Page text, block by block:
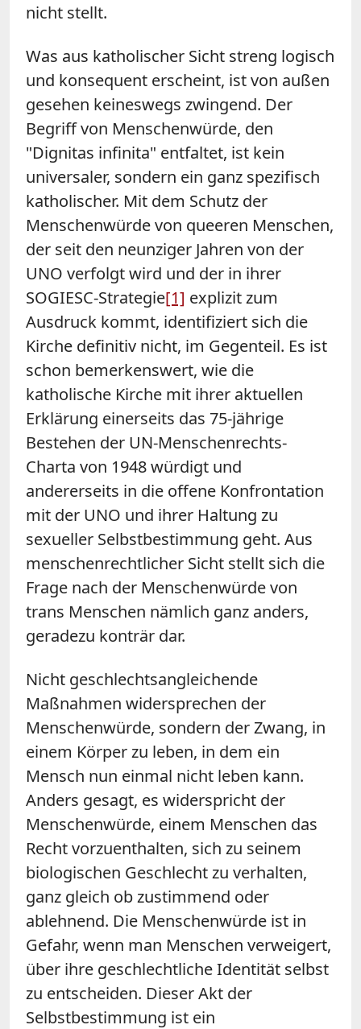
nicht stellt.
Was aus katholischer Sicht streng logisch
und konsequent erscheint, ist von außen
gesehen keineswegs zwingend. Der
Begriff von Menschenwürde, den
"Dignitas infinita" entfaltet, ist kein
universaler, sondern ein ganz spezifisch
katholischer. Mit dem Schutz der
Menschenwürde von queeren Menschen,
der seit den neunziger Jahren von der
UNO verfolgt wird und der in ihrer
SOGIESC-Strategie[1] explizit zum
Ausdruck kommt, identifiziert sich die
Kirche definitiv nicht, im Gegenteil. Es ist
schon bemerkenswert, wie die
katholische Kirche mit ihrer aktuellen
Erklärung einerseits das 75-jährige
Bestehen der UN-Menschenrechts-
Charta von 1948 würdigt und
andererseits in die offene Konfrontation
mit der UNO und ihrer Haltung zu
sexueller Selbstbestimmung geht. Aus
menschenrechtlicher Sicht stellt sich die
Frage nach der Menschenwürde von
trans Menschen nämlich ganz anders,
geradezu konträr dar.
Nicht geschlechtsangleichende
Maßnahmen widersprechen der
Menschenwürde, sondern der Zwang, in
einem Körper zu leben, in dem ein
Mensch nun einmal nicht leben kann.
Anders gesagt, es widerspricht der
Menschenwürde, einem Menschen das
Recht vorzuenthalten, sich zu seinem
biologischen Geschlecht zu verhalten,
ganz gleich ob zustimmend oder
ablehnend. Die Menschenwürde ist in
Gefahr, wenn man Menschen verweigert,
über ihre geschlechtliche Identität selbst
zu entscheiden. Dieser Akt der
Selbstbestimmung ist ein